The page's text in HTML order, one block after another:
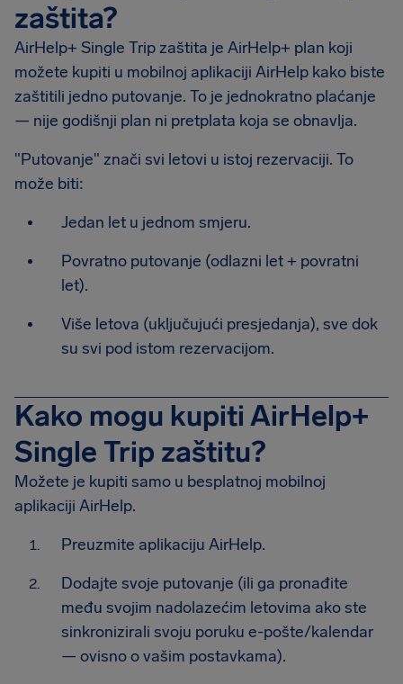
zaštita?
AirHelp+ Single Trip zaštita je AirHelp+ plan koji
možete kupiti u mobilnoj aplikaciji AirHelp kako biste
zaštitili jedno putovanje. To je jednokratno plaćanje
— nije godišnji plan ni pretplata koja se obnavlja.
"Putovanje" znači svi letovi u istoj rezervaciji. To
može biti:
Jedan let u jednom smjeru.
Povratno putovanje (odlazni let + povratni
let).
Više letova (uključujući presjedanja), sve dok
su svi pod istom rezervacijom.
Kako mogu kupiti AirHelp+
Single Trip zaštitu?
Možete je kupiti samo u besplatnoj mobilnoj
aplikaciji AirHelp.
Preuzmite aplikaciju AirHelp.
Dodajte svoje putovanje (ili ga pronađite
među svojim nadolazećim letovima ako ste
sinkronizirali svoju poruku e-pošte/kalendar
— ovisno o vašim postavkama).